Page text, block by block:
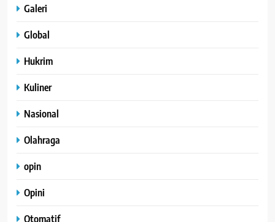
Galeri
Global
Hukrim
Kuliner
Nasional
Olahraga
opin
Opini
Otomatif